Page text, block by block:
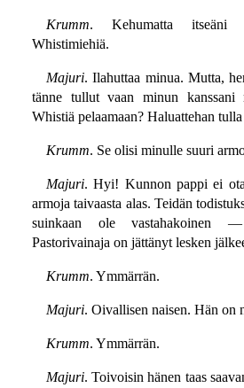
Krumm. Kehumatta itseäni
Whistimiehiä.
Majuri. Ilahuttaa minua. Mutta,
tänne tullut vaan minun kanssani
Whistiä pelaamaan? Haluattehan
Krumm. Se olisi minulle suuri
Majuri. Hyi! Kunnon pappi ei
armoja taivaasta alas. Teidän
suinkaan ole
Pastorivainaja on jättänyt lesken
Krumm. Ymmärrän.
Majuri. Oivallisen naisen. Hän on
Krumm. Ymmärrän.
Majuri. Toivoisin hänen taas